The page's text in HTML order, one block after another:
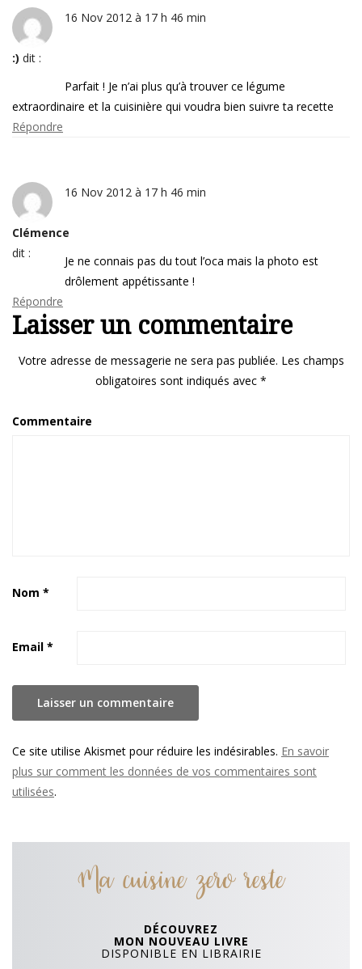
:) dit :
16 Nov 2012 à 17 h 46 min
Parfait ! Je n’ai plus qu’à trouver ce légume
extraordinaire et la cuisinière qui voudra bien suivre ta recette
Répondre
Clémence
dit :
16 Nov 2012 à 17 h 46 min
Je ne connais pas du tout l’oca mais la photo est
drôlement appétissante !
Répondre
Laisser un commentaire
Votre adresse de messagerie ne sera pas publiée. Les champs
obligatoires sont indiqués avec *
Commentaire
Nom *
Email *
Ce site utilise Akismet pour réduire les indésirables. En savoir
plus sur comment les données de vos commentaires sont
utilisées.
Ma cuisine zero reste
DÉCOUVREZ
MON NOUVEAU LIVRE
DISPONIBLE EN LIBRAIRIE